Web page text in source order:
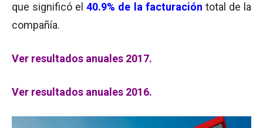
que significó el40.9% de la facturación total de la
compañía.
Ver resultados anuales 2017.
Ver resultados anuales 2016.